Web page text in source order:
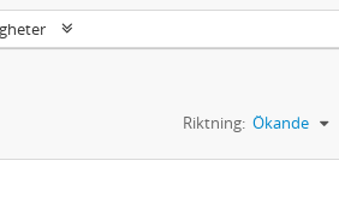
Riktning: Ökande